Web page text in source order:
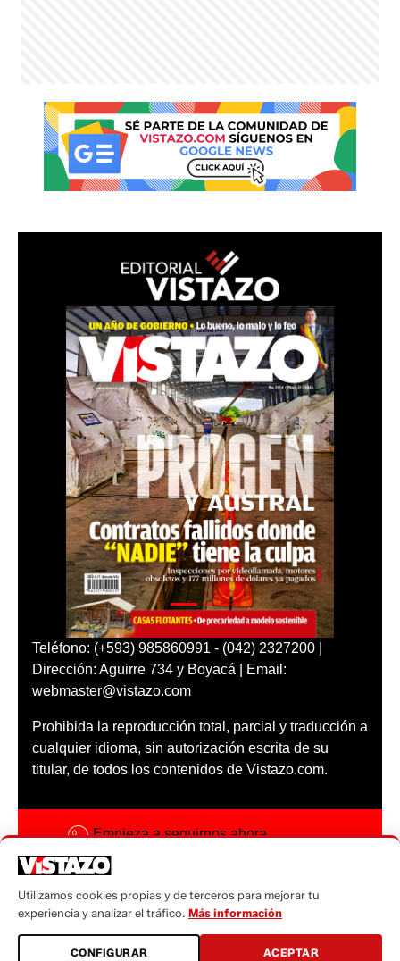
Teléfono: (+593) 985860991 - (042) 2327200 |
Dirección: Aguirre 734 y Boyacá | Email:
webmaster@vistazo.com
Prohibida la reproducción total, parcial y traducción a
cualquier idioma, sin autorización escrita de su
titular, de todos los contenidos de Vistazo.com.
Empieza a seguirnos ahora
Código ética
Sugerencias a:
sugerencias@vistazo.com
Utilizamos cookies propias y de terceros para mejorar tu
experiencia y analizar el tráfico. Más información
CONFIGURAR ACEPTAR